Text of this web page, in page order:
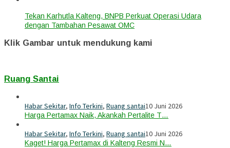
Tekan Karhutla Kalteng, BNPB Perkuat Operasi Udara
dengan Tambahan Pesawat OMC
Klik Gambar untuk mendukung kami
Ruang Santai
Habar Sekitar, Info Terkini, Ruang santai10 Juni 2026
Harga Pertamax Naik, Akankah Pertalite T…
Habar Sekitar, Info Terkini, Ruang santai10 Juni 2026
Kaget! Harga Pertamax di Kalteng Resmi N…